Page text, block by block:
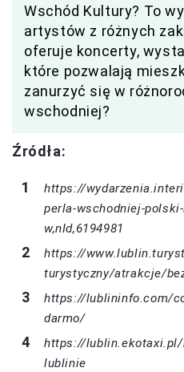
Wschód Kultury? To
artystów z różnych
oferuje koncerty,
które pozwalają
zanurzyć się w
wschodniej?
Źródła:
https://
perla-wschodniej-
w,nId,6194981
https://
turystyczny/atrakcje/
https://lublininfo.com/
darmo/
https://lublin.ekotaxi.pl/
lublinie